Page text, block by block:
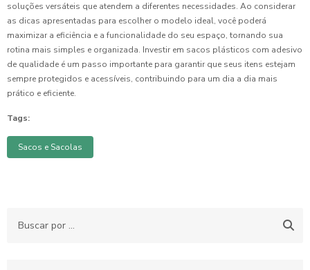
soluções versáteis que atendem a diferentes necessidades. Ao considerar
as dicas apresentadas para escolher o modelo ideal, você poderá
maximizar a eficiência e a funcionalidade do seu espaço, tornando sua
rotina mais simples e organizada. Investir em sacos plásticos com adesivo
de qualidade é um passo importante para garantir que seus itens estejam
sempre protegidos e acessíveis, contribuindo para um dia a dia mais
prático e eficiente.
Tags:
Sacos e Sacolas